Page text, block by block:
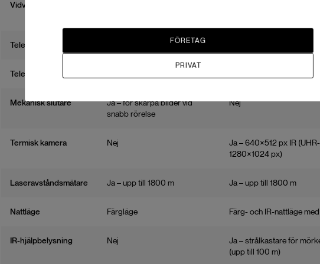
Vidvinkelkamera
Telekamera (medium) 48 MP, 1/1,3" CMOS
Telekamera (långt)
Mekanisk slutare
Ja – för skarpa bilder vid
snabb rörelse
Nej
Termisk kamera Nej
Ja – 640×512 px IR
1280×1024 px)
Laseravståndsmätare Ja – upp till 1800 m Ja – upp till 1800 m
Nattläge Färgläge Färg- och IR-nattläge
IR-hjälpbelysning Nej
Ja – strålkastare för
(upp till 100 m)
FÖRETAG
PRIVAT